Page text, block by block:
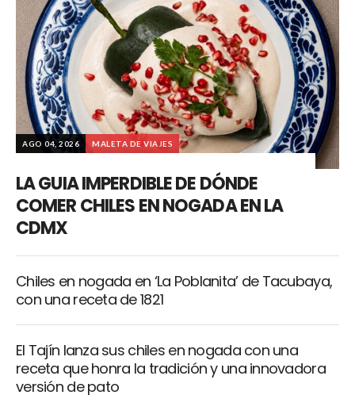
AGO 04, 2026 MALETA DE VIAJES
LA GUIA IMPERDIBLE DE DÓNDE
COMER CHILES EN NOGADA EN LA
CDMX
Chiles en nogada en ‘La Poblanita’ de Tacubaya,
con una receta de 1821
El Tajín lanza sus chiles en nogada con una
receta que honra la tradición y una innovadora
versión de pato